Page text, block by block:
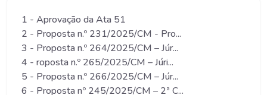
1 - Aprovação da Ata 51
2 - Proposta n.º 231/2025/CM - Pro...
3 - Proposta n.º 264/2025/CM – Júr...
4 - roposta n.º 265/2025/CM – Júri...
5 - Proposta n.º 266/2025/CM – Júr...
6 - Proposta nº 245/2025/CM – 2ª C...